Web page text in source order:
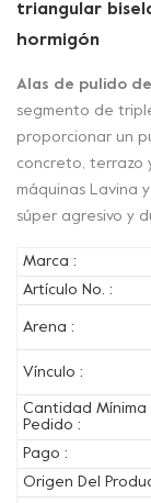
triangular
hormigón
Alas de pulido
segmento de
proporcionar un
concreto, terrazo
máquinas Lavina
súper agresivo y
Marca :
Artículo No. :
Arena :
Vínculo :
Cantidad Mínima
Pedido :
Pago :
Origen Del